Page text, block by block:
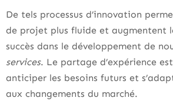
De tels processus d’innovation
de projet plus fluide et augmentent
succès dans le développement de
services. Le partage d’expérience
anticiper les besoins futurs et
aux changements du marché.